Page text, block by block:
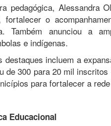
pedagógica, Alessandra
fortalecer o
Também anunciou a
e indígenas.
destaques incluem a
de 300 para 20 mil
para fortalecer a
Educacional